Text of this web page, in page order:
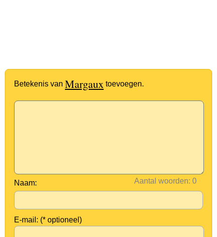
Betekenis van Margaux toevoegen.
Aantal woorden:
Naam:
E-mail: (* optioneel)